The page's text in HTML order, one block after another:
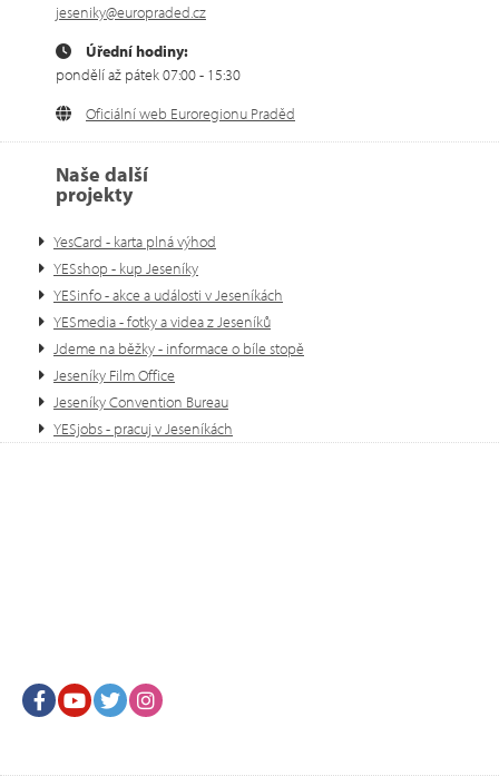
jeseniky@europraded.cz
Úřední hodiny:
pondělí až pátek 07:00 - 15:30
Oficiální web Euroregionu Praděd
Naše další
projekty
YesCard - karta plná výhod
YESshop - kup Jeseníky
YESinfo - akce a události v Jeseníkách
YESmedia - fotky a videa z Jeseníků
Jdeme na běžky - informace o bíle stopě
Jeseníky Film Office
Jeseníky Convention Bureau
YESjobs - pracuj v Jeseníkách
FacebookYoutubeTwitter